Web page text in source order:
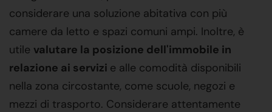
considerare una soluzione abitativa con più
camere da letto e spazi comuni ampi. Inoltre, è
utile valutare la posizione dell'immobile in
relazione ai servizi e alle comodità disponibili
nella zona circostante, come scuole, negozi e
mezzi di trasporto. Considerare attentamente